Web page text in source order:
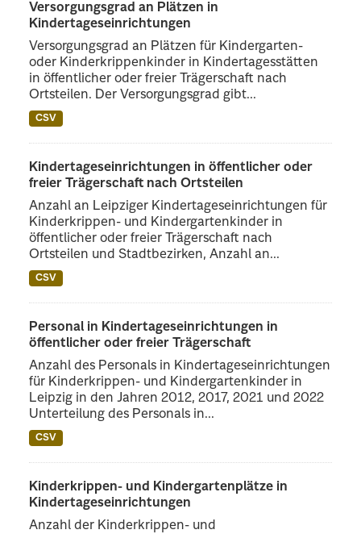
Versorgungsgrad an Plätzen in
Kindertageseinrichtungen
Versorgungsgrad an Plätzen für Kindergarten-
oder Kinderkrippenkinder in Kindertagesstätten
in öffentlicher oder freier Trägerschaft nach
Ortsteilen. Der Versorgungsgrad gibt...
CSV
Kindertageseinrichtungen in öffentlicher oder
freier Trägerschaft nach Ortsteilen
Anzahl an Leipziger Kindertageseinrichtungen für
Kinderkrippen- und Kindergartenkinder in
öffentlicher oder freier Trägerschaft nach
Ortsteilen und Stadtbezirken, Anzahl an...
CSV
Personal in Kindertageseinrichtungen in
öffentlicher oder freier Trägerschaft
Anzahl des Personals in Kindertageseinrichtungen
für Kinderkrippen- und Kindergartenkinder in
Leipzig in den Jahren 2012, 2017, 2021 und 2022
Unterteilung des Personals in...
CSV
Kinderkrippen- und Kindergartenplätze in
Kindertageseinrichtungen
Anzahl der Kinderkrippen- und